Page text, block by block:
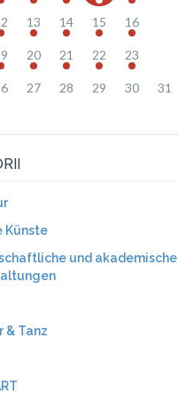
13 14 15 16
20 21 22 23
27 28 29 30 31
Künste
und akademische
& Tanz